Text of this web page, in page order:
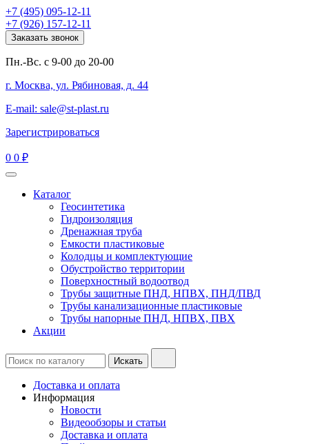
+7 (495) 095-12-11
+7 (926) 157-12-11
Заказать звонок
Пн.-Вс. с 9-00 до 20-00
г. Москва, ул. Рябиновая, д. 44
E-mail: sale@st-plast.ru
Зарегистрироваться
0 0 ₽
Каталог
Геосинтетика
Гидроизоляция
Дренажная труба
Емкости пластиковые
Колодцы и комплектующие
Обустройство территории
Поверхностный водоотвод
Трубы защитные ПНД, НПВХ, ПНД/ПВД
Трубы канализационные пластиковые
Трубы напорные ПНД, НПВХ, ПВХ
Акции
Доставка и оплата
Информация
Новости
Видеообзоры и статьи
Доставка и оплата